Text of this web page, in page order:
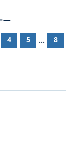
ー
4 5 ... 8